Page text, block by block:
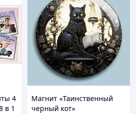
4
в 1
Магнит «Таинственный
черный кот»